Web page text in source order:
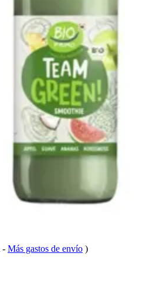
- Más gastos de envío )